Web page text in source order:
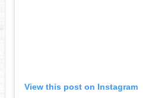
View this post on Instagram